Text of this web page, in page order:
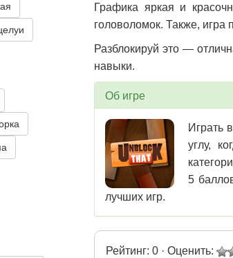
Графика яркая и
головоломок. Также, игра
Разблокируй это —
навыки.
Об игре
Играть
углу,
5
лучших игр.
Рейтинг: 0 · Оценить: